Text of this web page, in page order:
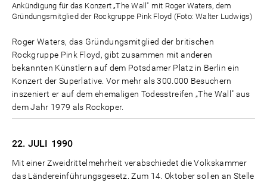
Ankündigung für das Konzert „The Wall" mit Roger Waters, dem
Gründungsmitglied der Rockgruppe Pink Floyd (Foto: Walter Ludwigs)
Roger Waters, das Gründungsmitglied der britischen
Rockgruppe Pink Floyd, gibt zusammen mit anderen
bekannten Künstlern auf dem Potsdamer Platz in Berlin ein
Konzert der Superlative. Vor mehr als 300.000 Besuchern
inszeniert er auf dem ehemaligen Todesstreifen „The Wall" aus
dem Jahr 1979 als Rockoper.
22. JULI 1990
Mit einer Zweidrittelmehrheit verabschiedet die Volkskammer
das Ländereinführungsgesetz. Zum 14. Oktober sollen an Stelle